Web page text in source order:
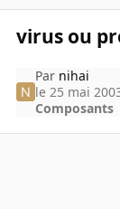
virus ou
Par nihai
le 25 mai
Composants